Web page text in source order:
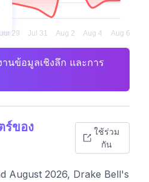
นข้อมูลเชิงลึก และการ
ร์ของ
ใช้ร่วม
กัน
August 2026, Drake Bell's